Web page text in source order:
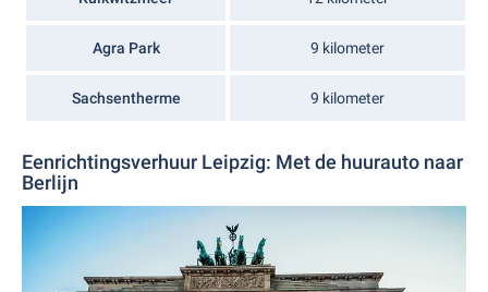
Agra Park 9 kilometer
Sachsentherme 9 kilometer
Eenrichtingsverhuur Leipzig: Met de huurauto naar
Berlijn